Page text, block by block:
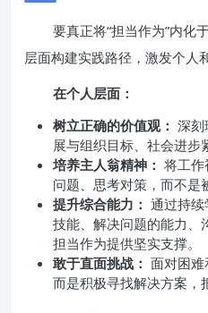
要真正将“担当作为”内化
层面构建实践路径，激发个人
在个人层面：
树立正确的价值观： 深刻
展与组织目标、社会进步
培养主人翁精神： 将工
问题、思考对策，而不是
提升综合能力： 通过持
技能、解决问题的能力、
担当作为提供坚实支撑。
敢于直面挑战： 面对困难
而是积极寻找解决方案，